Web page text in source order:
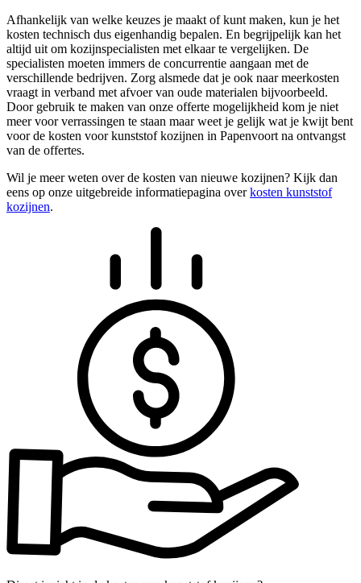
Afhankelijk van welke keuzes je maakt of kunt maken, kun je het
kosten technisch dus eigenhandig bepalen. En begrijpelijk kan het
altijd uit om kozijnspecialisten met elkaar te vergelijken. De
specialisten moeten immers de concurrentie aangaan met de
verschillende bedrijven. Zorg alsmede dat je ook naar meerkosten
vraagt in verband met afvoer van oude materialen bijvoorbeeld.
Door gebruik te maken van onze offerte mogelijkheid kom je niet
meer voor verrassingen te staan maar weet je gelijk wat je kwijt bent
voor de kosten voor kunststof kozijnen in Papenvoort na ontvangst
van de offertes.
Wil je meer weten over de kosten van nieuwe kozijnen? Kijk dan
eens op onze uitgebreide informatiepagina overkosten kunststof
kozijnen.